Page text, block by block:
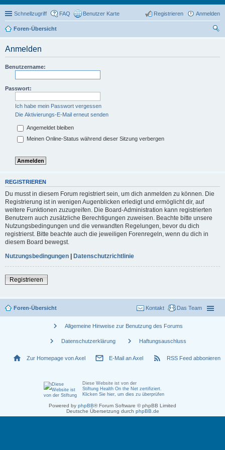
Schnellzugriff FAQ Benutzer Karte Anmelden
Registrieren
Foren-Übersicht
Anmelden
Benutzername:
Passwort:
Ich habe mein Passwort vergessen
Die Aktivierungs-E-Mail erneut senden
Angemeldet bleiben
Meinen Online-Status während dieser Sitzung verbergen
REGISTRIEREN
Du musst in diesem Forum registriert sein, um dich anmelden zu können. Die
Registrierung ist in wenigen Augenblicken erledigt und ermöglicht dir, auf
weitere Funktionen zuzugreifen. Die Board-Administration kann registrierten
Benutzern auch zusätzliche Berechtigungen zuweisen. Beachte bitte unsere
Nutzungsbedingungen und die verwandten Regelungen, bevor du dich
registrierst. Bitte beachte auch die jeweiligen Forenregeln, wenn du dich in
diesem Board bewegst.
Nutzungsbedingungen | Datenschutzrichtlinie
Registrieren
Foren-Übersicht Das Team
Kontakt
chevron_right Allgemeine Hinweise zur Benutzung des Forums
chevron_right Datenschutzerklärung chevron_right Haftungsauschluss
home Zur Homepage von Axel mail_outline E-Mail an Axel rss_feed RSS Feed abbonieren
Diese Website ist von der
Stiftung Health On the Net zertifiziert
Klicken Sie hier, um dies zu überprüfen
Powered by phpBB® Forum Software © phpBB Limited
Deutsche Übersetzung durch phpBB.de